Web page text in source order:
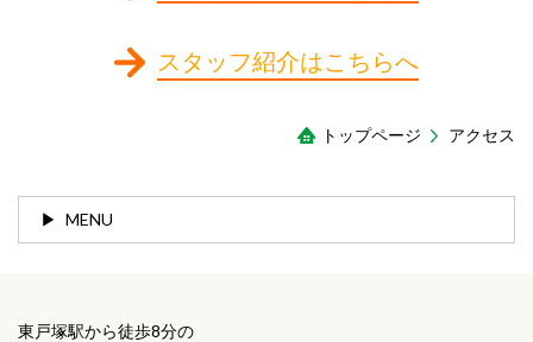
スタッフ紹介はこちらへ
トップページ アクセス
MENU
東戸塚駅から徒歩8分の